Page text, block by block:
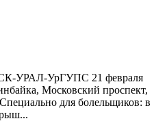
УРАЛ-УрГУПС 21 февраля
Московский проспект,
для болельщиков: в